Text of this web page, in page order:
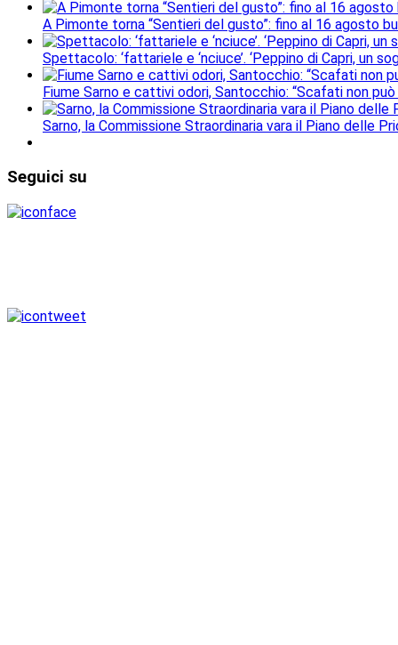
A Pimonte torna “Sentieri del gusto”: fino al 16 agosto
Spettacolo: ‘fattariele e ‘nciuce’. ‘Peppino di Capri, un
Fiume Sarno e cattivi odori, Santocchio: “Scafati non
Sarno, la Commissione Straordinaria vara il Piano delle
Seguici su